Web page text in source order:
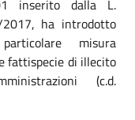
inserito dalla L.
ha introdotto
misura
fattispecie di illecito
(c.d.